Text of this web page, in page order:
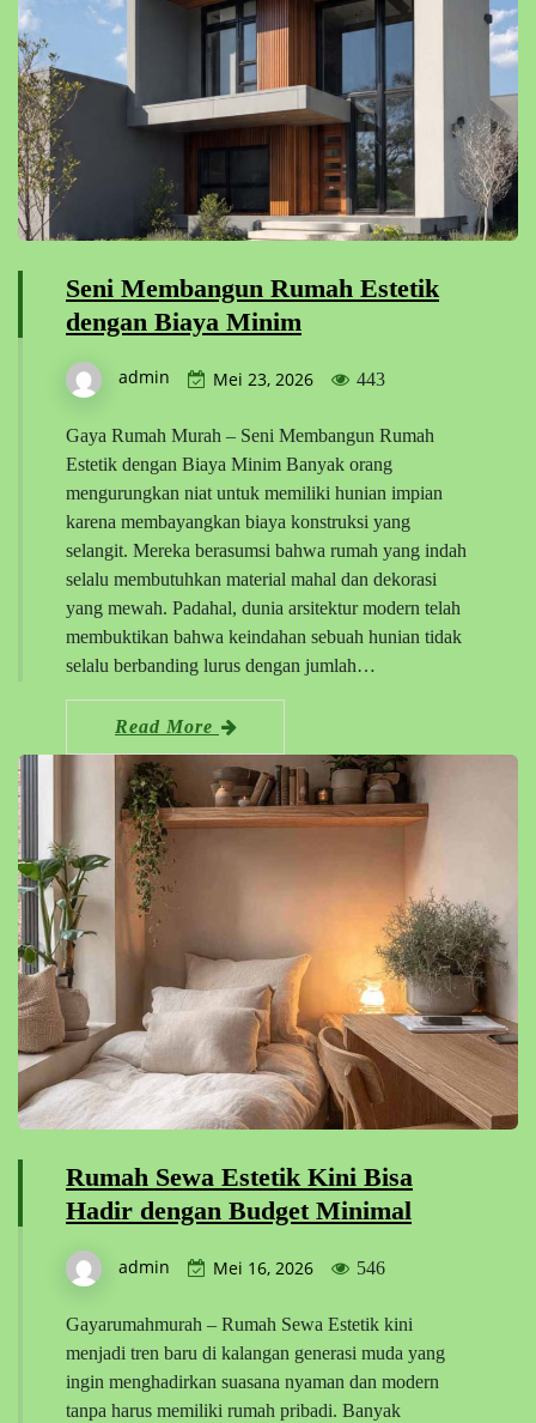
Seni Membangun Rumah Estetik
dengan Biaya Minim
admin Mei 23, 2026 443
Gaya Rumah Murah – Seni Membangun Rumah
Estetik dengan Biaya Minim Banyak orang
mengurungkan niat untuk memiliki hunian impian
karena membayangkan biaya konstruksi yang
selangit. Mereka berasumsi bahwa rumah yang indah
selalu membutuhkan material mahal dan dekorasi
yang mewah. Padahal, dunia arsitektur modern telah
membuktikan bahwa keindahan sebuah hunian tidak
selalu berbanding lurus dengan jumlah…
Read More
Rumah Sewa Estetik Kini Bisa
Hadir dengan Budget Minimal
admin Mei 16, 2026 546
Gayarumahmurah – Rumah Sewa Estetik kini
menjadi tren baru di kalangan generasi muda yang
ingin menghadirkan suasana nyaman dan modern
tanpa harus memiliki rumah pribadi. Banyak